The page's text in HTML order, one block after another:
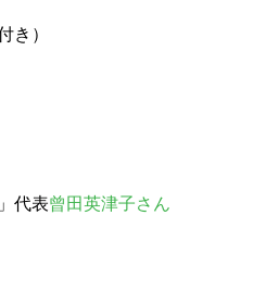
き）
代表曾田英津子さん